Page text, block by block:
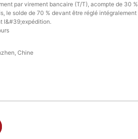
par virement bancaire (T/T), acompte de 30 %
le solde de 70 % devant être réglé intégralement
l&#39;expédition.
Chine